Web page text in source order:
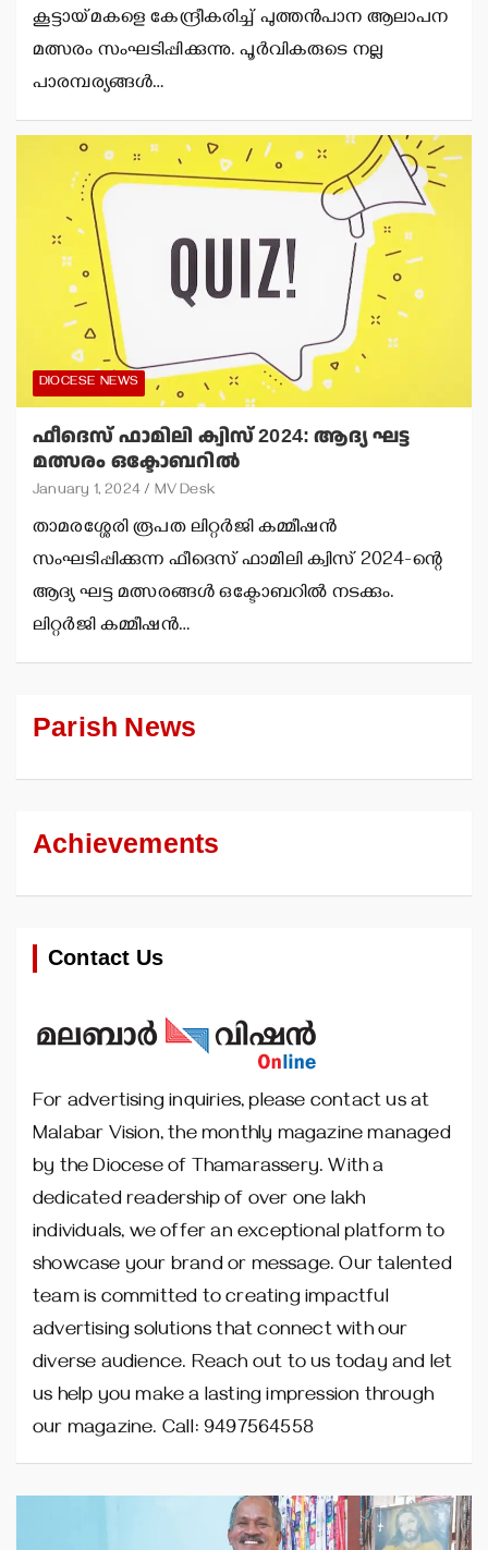
കൂട്ടായ്മകളെ കേന്ദ്രീകരിച്ച് പുത്തന്‍പാന ആലാപന
മത്സരം സംഘടിപ്പിക്കുന്നു. പൂര്‍വികരുടെ നല്ല
പാരമ്പര്യങ്ങള്‍…
DIOCESE NEWS
ഫീദെസ് ഫാമിലി ക്വിസ് 2024: ആദ്യ ഘട്ട
മത്സരം ഒക്ടോബറില്‍
January 1, 2024 MV Desk
താമരശ്ശേരി രൂപത ലിറ്റര്‍ജി കമ്മീഷന്‍
സംഘടിപ്പിക്കുന്ന ഫീദെസ് ഫാമിലി ക്വിസ് 2024-ന്റെ
ആദ്യ ഘട്ട മത്സരങ്ങള്‍ ഒക്ടോബറില്‍ നടക്കും.
ലിറ്റര്‍ജി കമ്മീഷന്‍…
Parish News
Achievements
Contact Us
For advertising inquiries, please contact us at
Malabar Vision, the monthly magazine managed
by the Diocese of Thamarassery. With a
dedicated readership of over one lakh
individuals, we offer an exceptional platform to
showcase your brand or message. Our talented
team is committed to creating impactful
advertising solutions that connect with our
diverse audience. Reach out to us today and let
us help you make a lasting impression through
our magazine. Call: 9497564558